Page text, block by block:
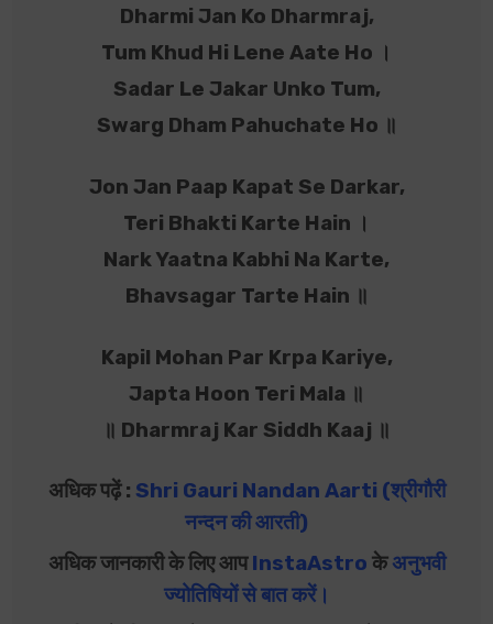
Dharmi Jan Ko Dharmraj,
Tum Khud Hi Lene Aate Ho ।
Sadar Le Jakar Unko Tum,
Swarg Dham Pahuchate Ho ॥
Jon Jan Paap Kapat Se Darkar,
Teri Bhakti Karte Hain ।
Nark Yaatna Kabhi Na Karte,
Bhavsagar Tarte Hain ॥
Kapil Mohan Par Krpa Kariye,
Japta Hoon Teri Mala ॥
॥ Dharmraj Kar Siddh Kaaj ॥
अधिक पढ़ें : Shri Gauri Nandan Aarti (श्रीगौरी
नन्दन की आरती)
अधिक जानकारी के लिए आपInstaAstro केअनुभवी
ज्योतिषियों से बात करें।